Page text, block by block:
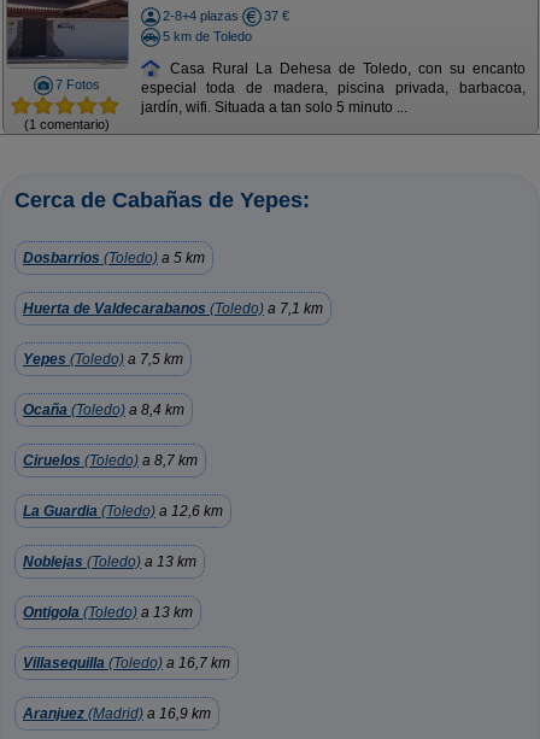
7 Fotos
(1 comentario)
2-8+4 plazas
37 €
5 km de Toledo
Casa Rural La Dehesa de Toledo, con su encanto
especial toda de madera, piscina privada, barbacoa,
jardín, wifi. Situada a tan solo 5 minuto ...
Cerca de Cabañas de Yepes:
Dosbarrios (Toledo) a 5 km
Huerta de Valdecarabanos (Toledo) a 7,1 km
Yepes (Toledo) a 7,5 km
Ocaña (Toledo) a 8,4 km
Ciruelos (Toledo) a 8,7 km
La Guardia (Toledo) a 12,6 km
Noblejas (Toledo) a 13 km
Ontigola (Toledo) a 13 km
Villasequilla (Toledo) a 16,7 km
Aranjuez (Madrid) a 16,9 km